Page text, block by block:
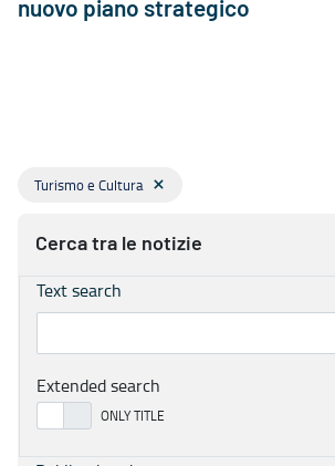
nuovo piano strategico
Turismo e Cultura
Cerca tra le notizie
Text search
Extended search